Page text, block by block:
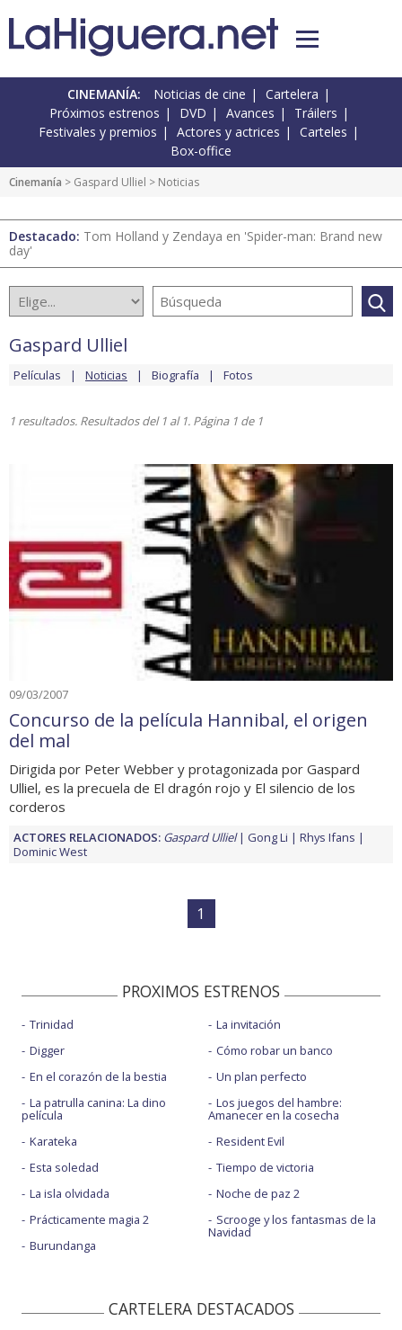
CINEMANÍA: Noticias de cine
Cartelera
Próximos estrenos
DVD Avances
Tráilers
Festivales y premios
Actores y actrices
Carteles
Box-office
Cinemanía > Gaspard Ulliel > Noticias
Destacado: Tom Holland y Zendaya en 'Spider-man: Brand new
day'
Gaspard Ulliel
Películas Noticias Biografía Fotos
1 resultados. Resultados del 1 al 1. Página 1 de 1
09/03/2007
Concurso de la película Hannibal, el origen
del mal
Dirigida por Peter Webber y protagonizada por Gaspard
Ulliel, es la precuela de El dragón rojo y El silencio de los
corderos
ACTORES RELACIONADOS: Gaspard Ulliel Gong Li
Rhys Ifans
Dominic West
1
PROXIMOS ESTRENOS
Trinidad
Digger
En el corazón de la bestia
La patrulla canina: La dino
película
Karateka
Esta soledad
La isla olvidada
Prácticamente magia 2
Burundanga
La invitación
Cómo robar un banco
Un plan perfecto
Los juegos del hambre:
Amanecer en la cosecha
Resident Evil
Tiempo de victoria
Noche de paz 2
Scrooge y los fantasmas de la
Navidad
CARTELERA DESTACADOS